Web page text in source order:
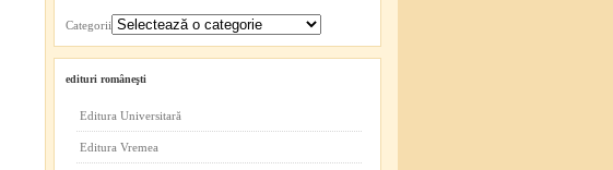
Categorii
edituri româneşti
Editura Universitară
Editura Vremea